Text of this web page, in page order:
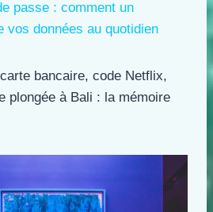
passe : comment un
vos données au quotidien
bancaire, code Netflix,
plongée à Bali : la mémoire